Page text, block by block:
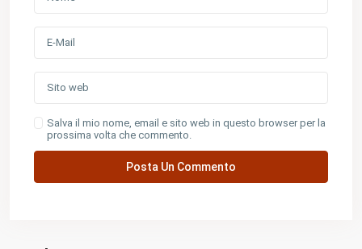
Salva il mio nome, email e sito web in questo browser per la
prossima volta che commento.